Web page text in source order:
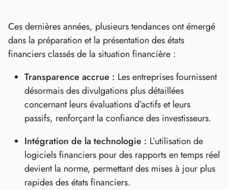
Ces dernières années, plusieurs tendances ont émergé
dans la préparation et la présentation des états
financiers classés de la situation financière :
Transparence accrue : Les entreprises fournissent
désormais des divulgations plus détaillées
concernant leurs évaluations d’actifs et leurs
passifs, renforçant la confiance des investisseurs.
Intégration de la technologie : L’utilisation de
logiciels financiers pour des rapports en temps réel
devient la norme, permettant des mises à jour plus
rapides des états financiers.